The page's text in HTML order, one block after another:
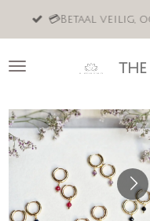
de
the
💳Betaal veilig,